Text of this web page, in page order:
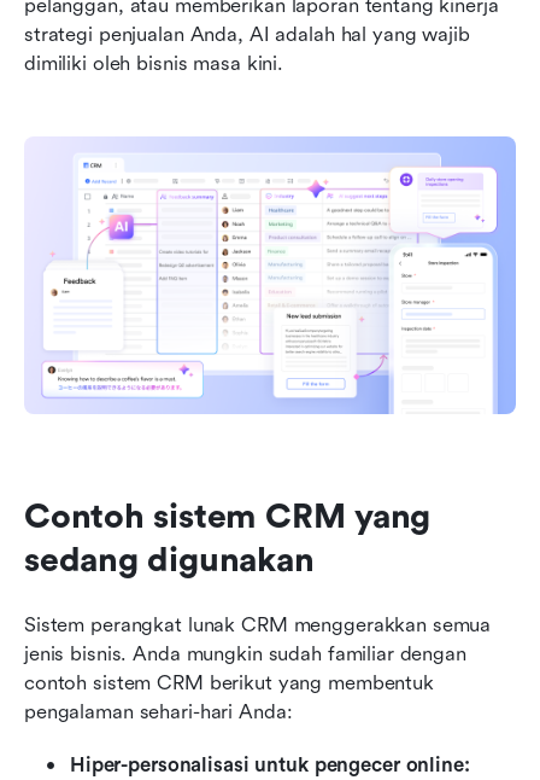
pelanggan, atau memberikan laporan tentang kinerja
strategi penjualan Anda, AI adalah hal yang wajib
dimiliki oleh bisnis masa kini.
Contoh sistem CRM yang
sedang digunakan
Sistem perangkat lunak CRM menggerakkan semua
jenis bisnis. Anda mungkin sudah familiar dengan
contoh sistem CRM berikut yang membentuk
pengalaman sehari-hari Anda:
Hiper-personalisasi untuk pengecer online: